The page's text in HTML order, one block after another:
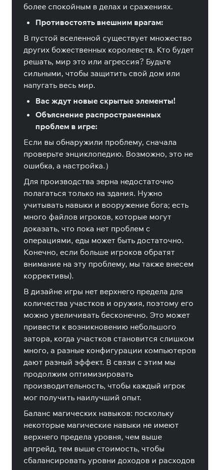
более спокойным в делах и сражениях.
Противостоять внешним врагам:
В пустой вселенной существует множество
других божественных королевств. Кто будет
решать, мир это или агрессия? Будьте
сильными, чтобы защитить свой дом или
напугать весь мир.
Вас ждут новые скрытые элементы!
Объяснение распространенных
проблем в игре:
Если вы обнаружили проблему, сначала
проверьте энциклопедию. Возможно, это не
ошибка, а настройка.）
Для производства зерна недостаточно
полагаться только на здания. Нужно
учитывать навыки и вооружение бога; есть
много файлов игроков, которые могут
доказать, что пока нет проблем с
операциями, еды может быть достаточно.
Конечно, если больше игроков обратят
внимание на эту проблему, мы также внесем
коррективы).
В дизайне игры нет верхнего предела для
количества участков и оружия, поэтому его
можно увеличивать бесконечно. Это может
привести к возникновению небольшого
затора, когда участков становится слишком
много, а разные конфигурации компьютеров
дают разный эффект. В связи с этим мы
продолжим оптимизировать
производительность, чтобы каждый игрок
мог получить наилучший опыт.
Баланс магических навыков: поскольку
некоторые магические навыки не имеют
верхнего предела уровня, чем выше
апгрейд, тем выше стоимость, чтобы
сбалансировать уровни доходов и расходов